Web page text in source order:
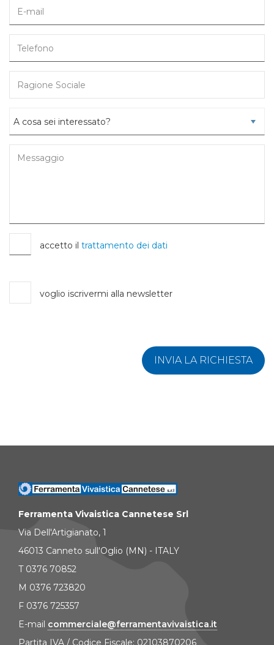
accetto il trattamento dei dati
voglio iscrivermi alla newsletter
INVIA LA RICHIESTA
Ferramenta Vivaistica Cannetese Srl
Via Dell'Artigianato, 1
46013 Canneto sull'Oglio (MN) - ITALY
T 0376 70852
M 0376 723820
F 0376 725357
E-mail commerciale@ferramentavivaistica.it
Partita IVA / Codice Fiscale: 02103870206